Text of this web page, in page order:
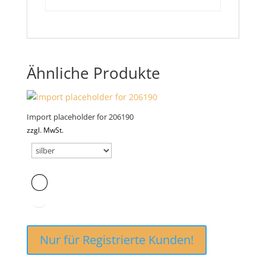
Ähnliche Produkte
Import placeholder for 206190
zzgl. MwSt.
Nur für Registrierte Kunden!